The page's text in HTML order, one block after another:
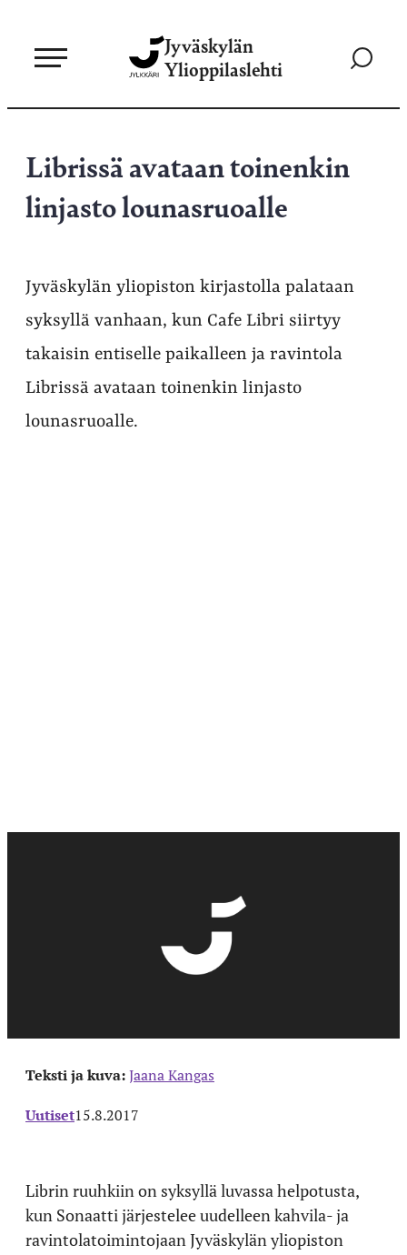
sisältöön
Jyväskylän
Ylioppilaslehti
Siirry
Librissä avataan toinenkin
linjasto lounasruoalle
Jyväskylän yliopiston kirjastolla palataan
syksyllä vanhaan, kun Cafe Libri siirtyy
takaisin entiselle paikalleen ja ravintola
Librissä avataan toinenkin linjasto
lounasruoalle.
Teksti ja kuva:Jaana Kangas
Uutiset15.8.2017
Librin ruuhkiin on syksyllä luvassa helpotusta,
kun Sonaatti järjestelee uudelleen kahvila- ja
ravintolatoimintojaan Jyväskylän yliopiston